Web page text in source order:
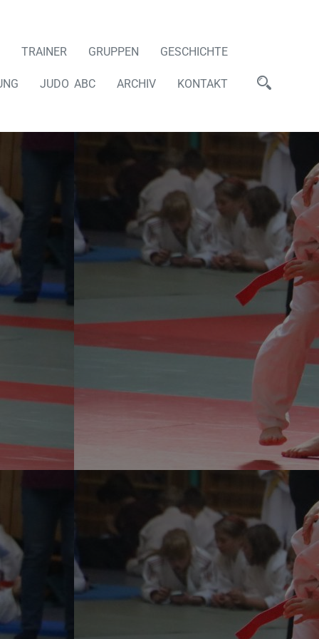
TRAINER GRUPPEN GESCHICHTE
JUDO ABC ARCHIV KONTAKT